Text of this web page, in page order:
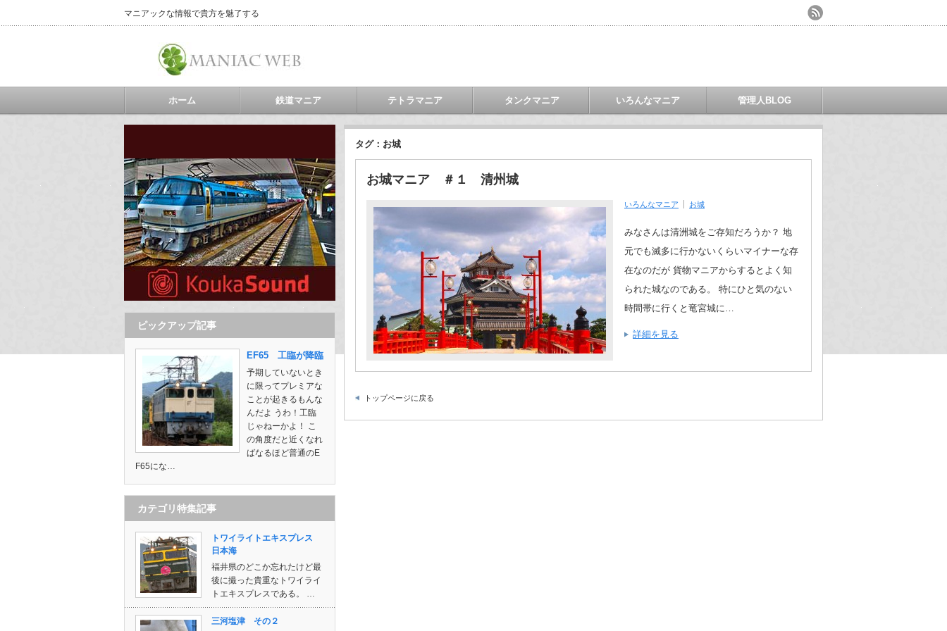
マニアックな情報で貴方を魅了する
ホーム 鉄道マニア テトラマニア タンクマニア いろんなマニア 管理人BLOG
タグ：お城
お城マニア ＃１ 清州城
いろんなマニア お城
みなさんは清洲城をご存知だろうか？ 地
元でも滅多に行かないくらいマイナーな存
在なのだが 貨物マニアからするとよく知
られた城なのである。 特にひと気のない
時間帯に行くと竜宮城に…
詳細を見る
トップページに戻る
ピックアップ記事
EF65 工臨が降臨
予期していないとき
に限ってプレミアな
ことが起きるもんな
んだよ うわ！工臨
じゃねーかよ！ こ
の角度だと近くなれ
ばなるほど普通のE
F65にな…
カテゴリ特集記事
トワイライトエキスプレス
日本海
福井県のどこか忘れたけど最
後に撮った貴重なトワイライ
トエキスプレスである。 …
三河塩津 その２